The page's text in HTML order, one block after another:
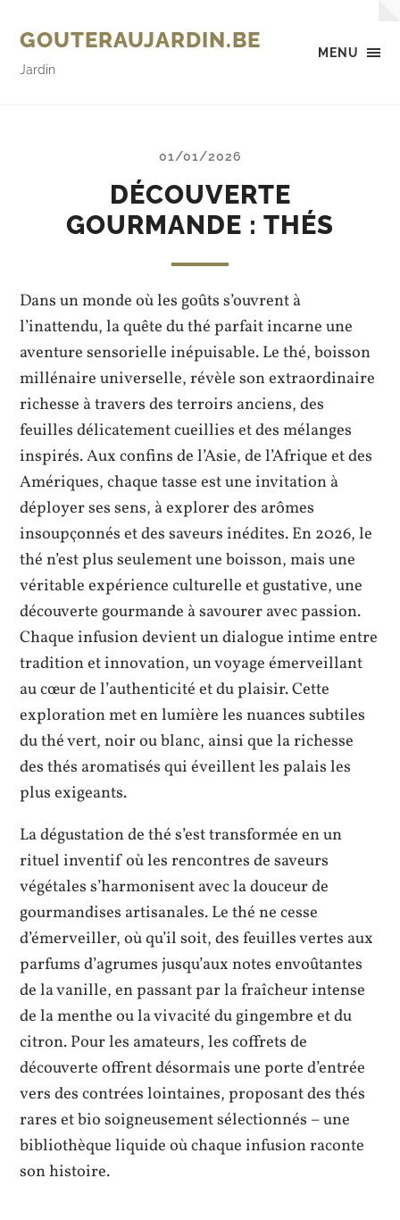
MENU
GOUTERAUJARDIN.BE
Jardin
01/01/2026
DÉCOUVERTE
GOURMANDE : THÉS
Dans un monde où les goûts s’ouvrent à
l’inattendu, la quête du thé parfait incarne une
aventure sensorielle inépuisable. Le thé, boisson
millénaire universelle, révèle son extraordinaire
richesse à travers des terroirs anciens, des
feuilles délicatement cueillies et des mélanges
inspirés. Aux confins de l’Asie, de l’Afrique et des
Amériques, chaque tasse est une invitation à
déployer ses sens, à explorer des arômes
insoupçonnés et des saveurs inédites. En 2026, le
thé n’est plus seulement une boisson, mais une
véritable expérience culturelle et gustative, une
découverte gourmande à savourer avec passion.
Chaque infusion devient un dialogue intime entre
tradition et innovation, un voyage émerveillant
au cœur de l’authenticité et du plaisir. Cette
exploration met en lumière les nuances subtiles
du thé vert, noir ou blanc, ainsi que la richesse
des thés aromatisés qui éveillent les palais les
plus exigeants.
La dégustation de thé s’est transformée en un
rituel inventif où les rencontres de saveurs
végétales s’harmonisent avec la douceur de
gourmandises artisanales. Le thé ne cesse
d’émerveiller, où qu’il soit, des feuilles vertes aux
parfums d’agrumes jusqu’aux notes envoûtantes
de la vanille, en passant par la fraîcheur intense
de la menthe ou la vivacité du gingembre et du
citron. Pour les amateurs, les coffrets de
découverte offrent désormais une porte d’entrée
vers des contrées lointaines, proposant des thés
rares et bio soigneusement sélectionnés – une
bibliothèque liquide où chaque infusion raconte
son histoire.